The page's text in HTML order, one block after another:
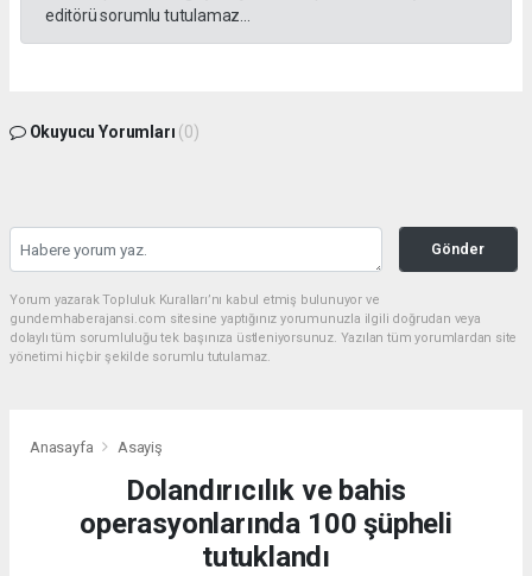
editörü sorumlu tutulamaz...
Okuyucu Yorumları (0)
Gönder
Yorum yazarak Topluluk Kuralları’nı kabul etmiş bulunuyor ve
gundemhaberajansi.com sitesine yaptığınız yorumunuzla ilgili doğrudan veya
dolaylı tüm sorumluluğu tek başınıza üstleniyorsunuz. Yazılan tüm yorumlardan site
yönetimi hiçbir şekilde sorumlu tutulamaz.
Anasayfa Asayiş
Dolandırıcılık ve bahis
operasyonlarında 100 şüpheli
tutuklandı